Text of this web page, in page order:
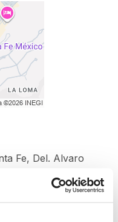
Fe, Del. Alvaro